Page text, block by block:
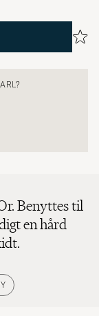
Benyttes til
en hård